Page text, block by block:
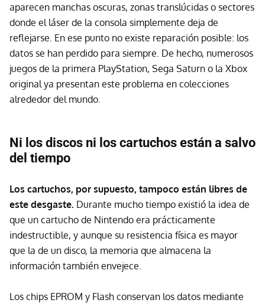
aparecen manchas oscuras, zonas translúcidas o sectores
donde el láser de la consola simplemente deja de
reflejarse. En ese punto no existe reparación posible: los
datos se han perdido para siempre. De hecho, numerosos
juegos de la primera PlayStation, Sega Saturn o la Xbox
original ya presentan este problema en colecciones
alrededor del mundo.
Ni los discos ni los cartuchos están a salvo
del tiempo
Los cartuchos, por supuesto, tampoco están libres de
este desgaste. Durante mucho tiempo existió la idea de
que un cartucho de Nintendo era prácticamente
indestructible, y aunque su resistencia física es mayor
que la de un disco, la memoria que almacena la
información también envejece.
Los chips EPROM y Flash conservan los datos mediante